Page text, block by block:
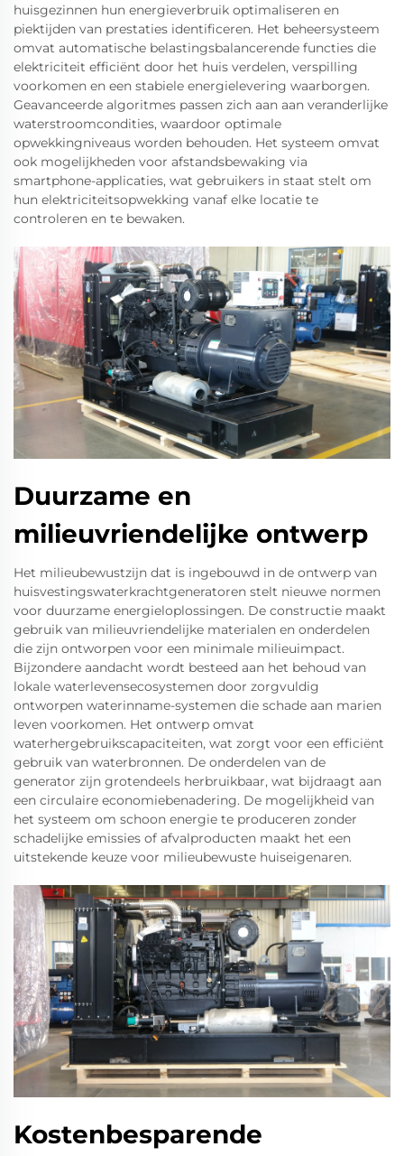
huisgezinnen hun energieverbruik optimaliseren en
piektijden van prestaties identificeren. Het beheersysteem
omvat automatische belastingsbalancerende functies die
elektriciteit efficiënt door het huis verdelen, verspilling
voorkomen en een stabiele energielevering waarborgen.
Geavanceerde algoritmes passen zich aan aan veranderlijke
waterstroomcondities, waardoor optimale
opwekkingniveaus worden behouden. Het systeem omvat
ook mogelijkheden voor afstandsbewaking via
smartphone-applicaties, wat gebruikers in staat stelt om
hun elektriciteitsopwekking vanaf elke locatie te
controleren en te bewaken.
Duurzame en
milieuvriendelijke ontwerp
Het milieubewustzijn dat is ingebouwd in de ontwerp van
huisvestingswaterkrachtgeneratoren stelt nieuwe normen
voor duurzame energieloplossingen. De constructie maakt
gebruik van milieuvriendelijke materialen en onderdelen
die zijn ontworpen voor een minimale milieuimpact.
Bijzondere aandacht wordt besteed aan het behoud van
lokale waterlevensecosystemen door zorgvuldig
ontworpen waterinname-systemen die schade aan marien
leven voorkomen. Het ontwerp omvat
waterhergebruikscapaciteiten, wat zorgt voor een efficiënt
gebruik van waterbronnen. De onderdelen van de
generator zijn grotendeels herbruikbaar, wat bijdraagt aan
een circulaire economiebenadering. De mogelijkheid van
het systeem om schoon energie te produceren zonder
schadelijke emissies of afvalproducten maakt het een
uitstekende keuze voor milieubewuste huiseigenaren.
Kostenbesparende